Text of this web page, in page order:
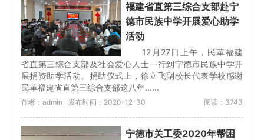
福建省直第三综合支部赴宁
德市民族中学开展爱心助学
活动
12月27日上午，民革福建
省直第三综合支部及社会爱心人士一行到宁德市民族中学开
展捐资助学活动。捐助仪式上，徐立飞副校长代表学校感谢
民革福建省直第三综合支部这八年...…
作者：admin 发布时间：2020-12-30 阅读：3743
宁德市关工委2020年帮困